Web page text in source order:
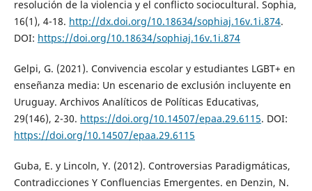
resolución de la violencia y el conflicto sociocultural. Sophia,
16(1), 4-18. http://dx.doi.org/10.18634/sophiaj.16v.1i.874.
DOI: https://doi.org/10.18634/sophiaj.16v.1i.874
Gelpi, G. (2021). Convivencia escolar y estudiantes LGBT+ en
enseñanza media: Un escenario de exclusión incluyente en
Uruguay. Archivos Analíticos de Políticas Educativas,
29(146), 2-30. https://doi.org/10.14507/epaa.29.6115. DOI:
https://doi.org/10.14507/epaa.29.6115
Guba, E. y Lincoln, Y. (2012). Controversias Paradigmáticas,
Contradicciones Y Confluencias Emergentes. en Denzin, N.